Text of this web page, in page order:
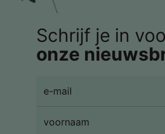
Schrijf je in
onze